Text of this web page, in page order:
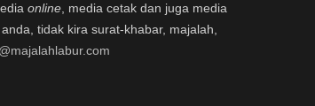
online , media cetak dan juga media
tidak kira surat-khabar, majalah,